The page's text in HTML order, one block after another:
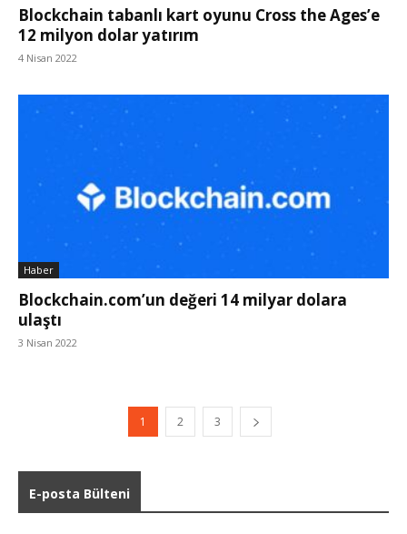
Blockchain tabanlı kart oyunu Cross the Ages’e
12 milyon dolar yatırım
4 Nisan 2022
Haber
Blockchain.com’un değeri 14 milyar dolara
ulaştı
3 Nisan 2022
1 2 3
E-posta Bülteni